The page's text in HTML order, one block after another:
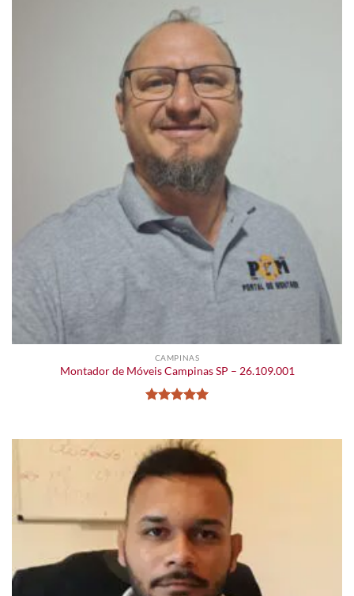
CAMPINAS
Montador de Móveis Campinas SP – 26.109.001